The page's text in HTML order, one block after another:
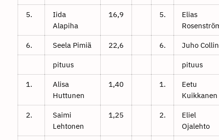
5.
Iida
Alapiha
16,9 5.
Elias
6. Seela Pimiä 22,6 6. Juho Collin
pituus pituus
1.
Alisa
Huttunen
1,40 1.
Eetu
Kuikkanen
2.
Saimi
Lehtonen
1,25 2.
Eliel
Ojalehto